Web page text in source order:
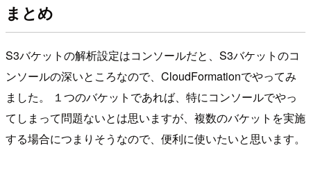
まとめ
S3バケットの解析設定はコンソールだと、S3バケットのコ
ンソールの深いところなので、CloudFormationでやってみ
ました。 １つのバケットであれば、特にコンソールでやっ
てしまって問題ないとは思いますが、複数のバケットを実施
する場合につまりそうなので、便利に使いたいと思います。